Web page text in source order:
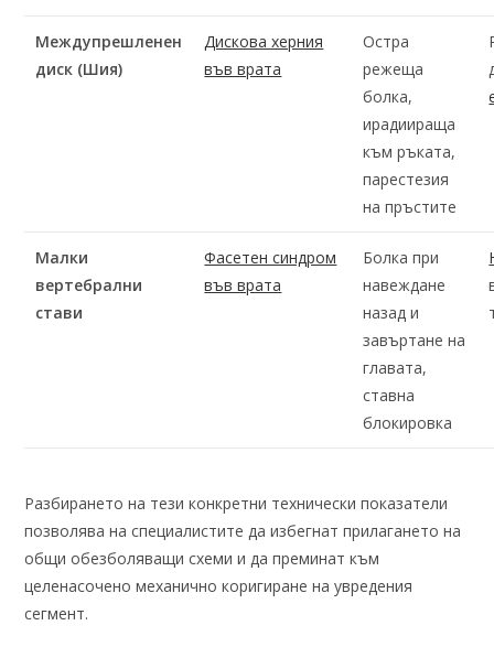
Междупрешленен
диск (Шия)
Дискова херния
във врата
Остра
режеща
болка,
ирадиираща
към ръката,
парестезия
на пръстите
Малки
вертебрални
стави
Фасетен синдром
във врата
Болка при
навеждане
назад и
завъртане на
главата,
ставна
блокировка
Разбирането на тези конкретни технически показатели
позволява на специалистите да избегнат прилагането на
общи обезболяващи схеми и да преминат към
целенасочено механично коригиране на увредения
сегмент.